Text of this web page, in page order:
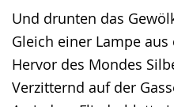
Und drunten das
Gleich einer Lampe
Hervor des Mondes
Verzitternd auf der